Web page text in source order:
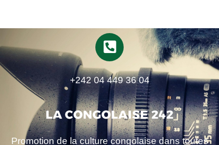
+242 04 449 36 04
Promotion de la culture congolaise dans toutes